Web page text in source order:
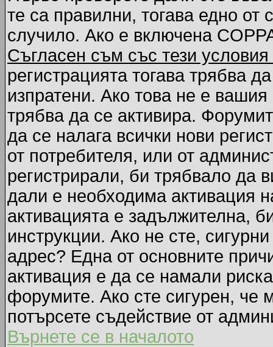
те са правилни, тогава едно
случило. Ако е включена
Съгласен съм със тези
регистрацията тогава трябва
изпратени. Ако това не е
трябва да се активира.
да се налага всички нови
от потребителя, или от
регистрирали, би трябвало да
дали е необходима активация
активацията е задължителна,
инструкции. Ако не сте,
адрес? Една от основните
активация е да се намали
форумите. Ако сте сигурен, че
потърсете съдействие от
Върнете се в началото